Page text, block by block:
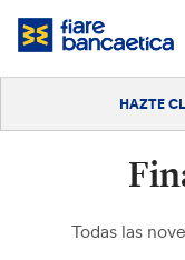
Saltar
HAZTE
Todas las